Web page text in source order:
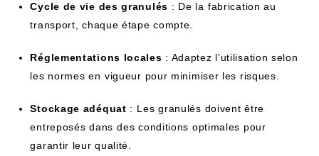
Cycle de‍ vie des granulés : De la ⁤fabrication au
transport, chaque étape compte.
Réglementations locales : Adaptez l’utilisation selon
les normes​ en⁤ vigueur pour minimiser les risques.
Stockage adéquat : ⁣Les ‍granulés‌ doivent être
entreposés dans ⁤des conditions optimales pour‌
garantir leur qualité.